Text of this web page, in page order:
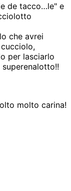
de tacco…le" e
che avrei
per lasciarlo
molto carina!